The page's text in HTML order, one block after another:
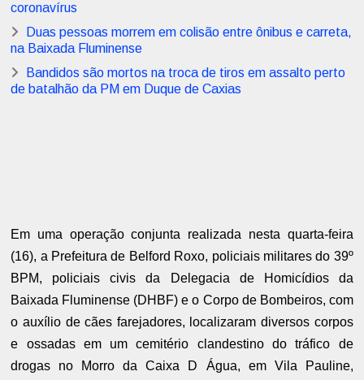
coronavírus
Duas pessoas morrem em colisão entre ônibus e carreta,
na Baixada Fluminense
Bandidos são mortos na troca de tiros em assalto perto
de batalhão da PM em Duque de Caxias
Em uma operação conjunta realizada nesta quarta-feira
(16), a Prefeitura de Belford Roxo, policiais militares do 39º
BPM, policiais civis da Delegacia de Homicídios da
Baixada Fluminense (DHBF) e o Corpo de Bombeiros, com
o auxílio de cães farejadores, localizaram diversos corpos
e ossadas em um cemitério clandestino do tráfico de
drogas no Morro da Caixa D Água, em Vila Pauline,